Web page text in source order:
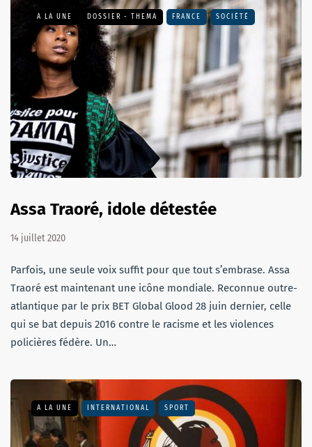
A LA UNE DOSSIER - THEMA FRANCE SOCIÉTÉ
Assa Traoré, idole détestée
14 juillet 2020
Parfois, une seule voix suffit pour que tout s’embrase. Assa
Traoré est maintenant une icône mondiale. Reconnue outre-
atlantique par le prix BET Global Glood 28 juin dernier, celle
qui se bat depuis 2016 contre le racisme et les violences
policières fédère. Un…
A LA UNE INTERNATIONAL SPORT